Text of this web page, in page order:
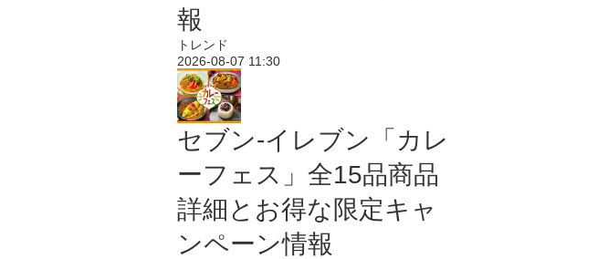
報
トレンド
2026-08-07 11:30
セブン‐イレブン「カレ
ーフェス」全15品商品
詳細とお得な限定キャ
ンペーン情報